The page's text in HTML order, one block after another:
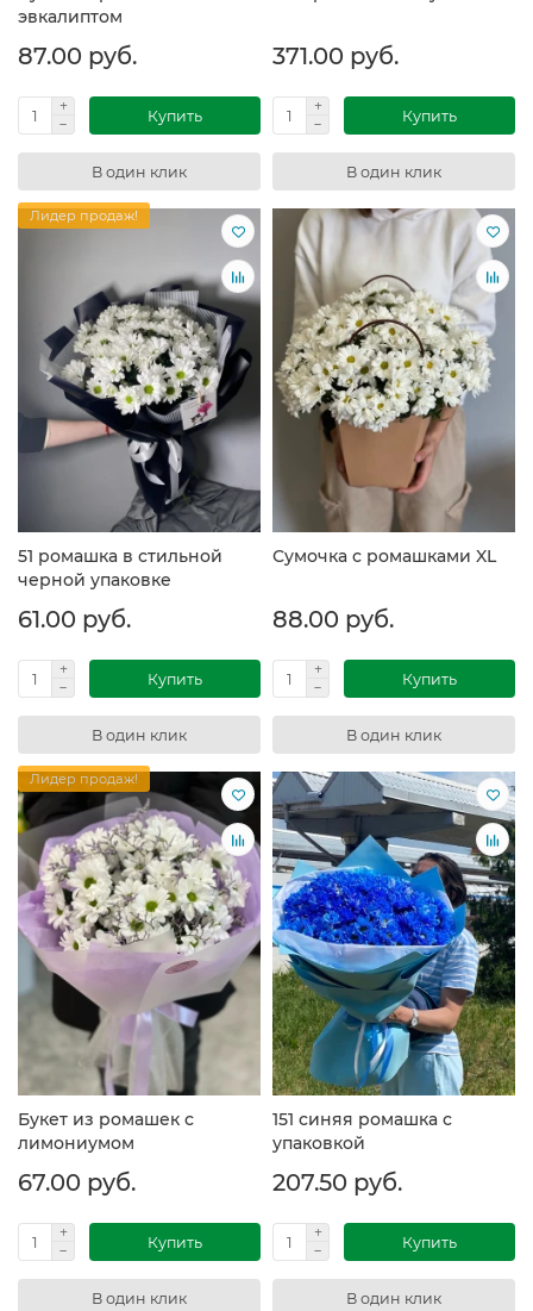
эвкалиптом
87.00 руб.
Купить
В один клик
371.00 руб.
Купить
В один клик
Лидер продаж!
51 ромашка в стильной
черной упаковке
61.00 руб.
Купить
В один клик
Сумочка с ромашками XL
88.00 руб.
Купить
В один клик
Лидер продаж!
Букет из ромашек с
лимониумом
67.00 руб.
Купить
В один клик
151 синяя ромашка с
упаковкой
207.50 руб.
Купить
В один клик